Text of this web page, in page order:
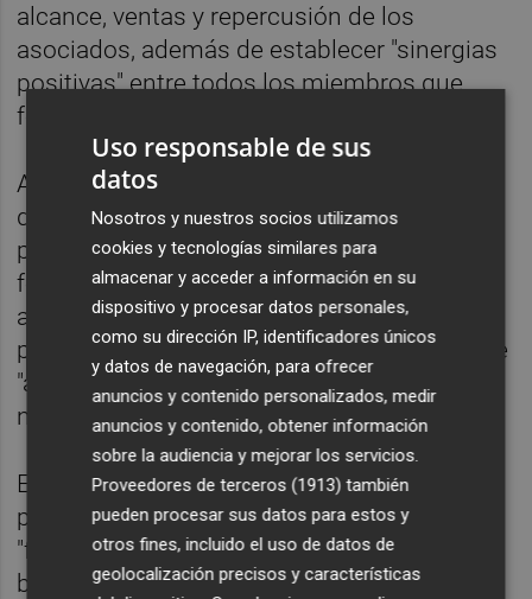
alcance, ventas y repercusión de los
asociados, además de establecer "sinergias
positivas" entre todos los miembros que
forman parte del proyecto.
A raíz de 'Mercado Tico', los emprendedores
de Navia han creado 'Mercado Central', un
proyecto internacional dirigido a "fomentar y
fortalecer" a los pequeños negocios
alrededor del mundo. Para ello, han creado
plataformas digitales de base asociativa que
"ayuden a impulsar" los mercados
nacionales.
En 'Mercado Central' los comerciantes
pueden vender sus productos y servicios de
"forma sencilla", con la eliminación de
barreras que impiden a muchos
Uso responsable de sus
datos
Nosotros y nuestros socios utilizamos
cookies y tecnologías similares para
almacenar y acceder a información en su
dispositivo y procesar datos personales,
como su dirección IP, identificadores únicos
y datos de navegación, para ofrecer
anuncios y contenido personalizados, medir
anuncios y contenido, obtener información
sobre la audiencia y mejorar los servicios.
Proveedores de terceros (1913) también
pueden procesar sus datos para estos y
otros fines, incluido el uso de datos de
geolocalización precisos y características